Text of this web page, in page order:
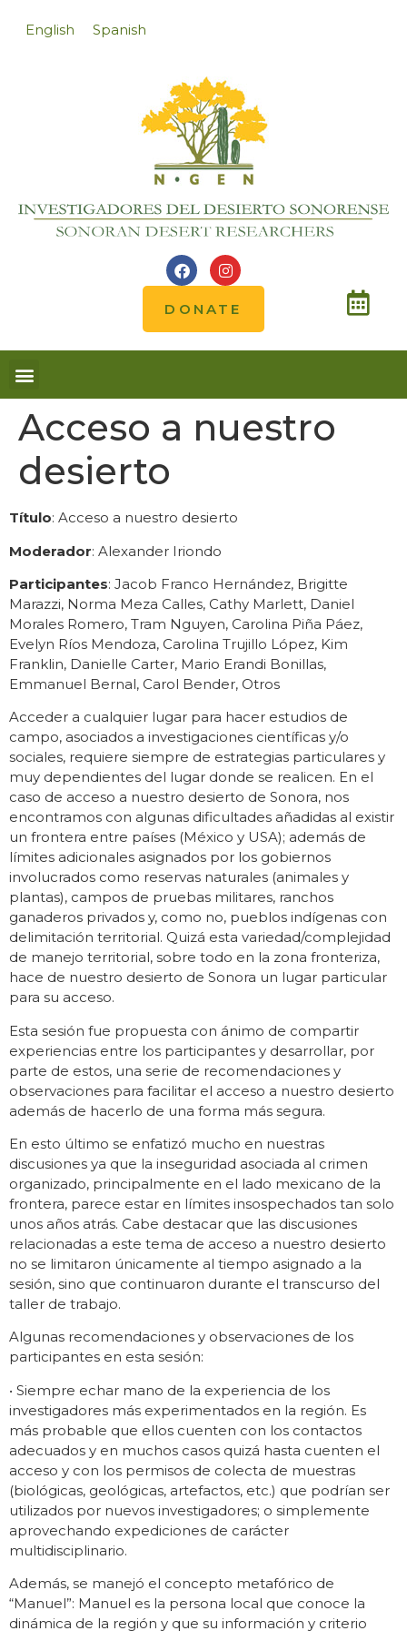
English Spanish
DONATE
Acceso a nuestro
desierto
Título: Acceso a nuestro desierto
Moderador: Alexander Iriondo
Participantes: Jacob Franco Hernández, Brigitte
Marazzi, Norma Meza Calles, Cathy Marlett, Daniel
Morales Romero, Tram Nguyen, Carolina Piña Páez,
Evelyn Ríos Mendoza, Carolina Trujillo López, Kim
Franklin, Danielle Carter, Mario Erandi Bonillas,
Emmanuel Bernal, Carol Bender, Otros
Acceder a cualquier lugar para hacer estudios de
campo, asociados a investigaciones científicas y/o
sociales, requiere siempre de estrategias particulares y
muy dependientes del lugar donde se realicen. En el
caso de acceso a nuestro desierto de Sonora, nos
encontramos con algunas dificultades añadidas al existir
un frontera entre países (México y USA); además de
límites adicionales asignados por los gobiernos
involucrados como reservas naturales (animales y
plantas), campos de pruebas militares, ranchos
ganaderos privados y, como no, pueblos indígenas con
delimitación territorial. Quizá esta variedad/complejidad
de manejo territorial, sobre todo en la zona fronteriza,
hace de nuestro desierto de Sonora un lugar particular
para su acceso.
Esta sesión fue propuesta con ánimo de compartir
experiencias entre los participantes y desarrollar, por
parte de estos, una serie de recomendaciones y
observaciones para facilitar el acceso a nuestro desierto
además de hacerlo de una forma más segura.
En esto último se enfatizó mucho en nuestras
discusiones ya que la inseguridad asociada al crimen
organizado, principalmente en el lado mexicano de la
frontera, parece estar en límites insospechados tan solo
unos años atrás. Cabe destacar que las discusiones
relacionadas a este tema de acceso a nuestro desierto
no se limitaron únicamente al tiempo asignado a la
sesión, sino que continuaron durante el transcurso del
taller de trabajo.
Algunas recomendaciones y observaciones de los
participantes en esta sesión:
• Siempre echar mano de la experiencia de los
investigadores más experimentados en la región. Es
más probable que ellos cuenten con los contactos
adecuados y en muchos casos quizá hasta cuenten el
acceso y con los permisos de colecta de muestras
(biológicas, geológicas, artefactos, etc.) que podrían ser
utilizados por nuevos investigadores; o simplemente
aprovechando expediciones de carácter
multidisciplinario.
Además, se manejó el concepto metafórico de
“Manuel”: Manuel es la persona local que conoce la
dinámica de la región y que su información y criterio